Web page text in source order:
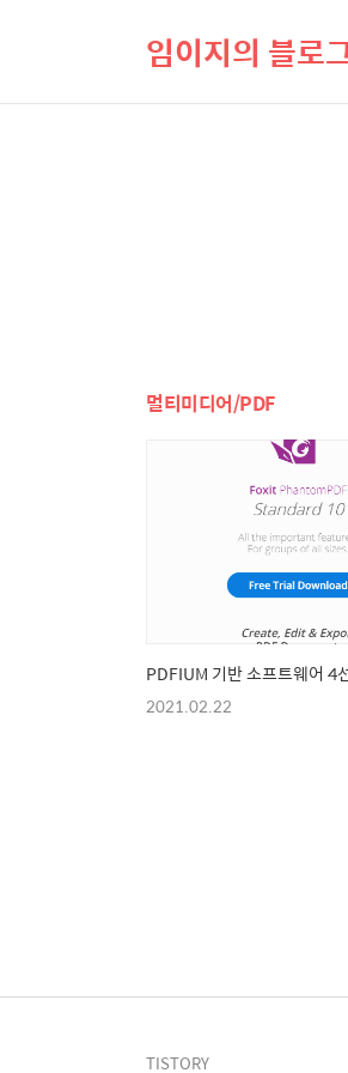
임이지의 블로
멀티미디어/PDF
PDFIUM 기반 소프트웨어 4
2021.02.22
TISTORY